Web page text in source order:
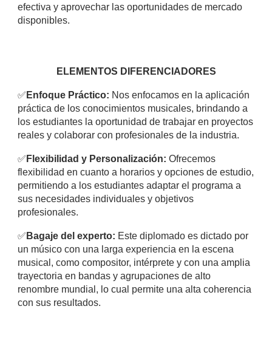
efectiva y aprovechar las oportunidades de mercado
disponibles.
ELEMENTOS DIFERENCIADORES
✅ Enfoque Práctico: Nos enfocamos en la aplicación
práctica de los conocimientos musicales, brindando a
los estudiantes la oportunidad de trabajar en proyectos
reales y colaborar con profesionales de la industria.
✅ Flexibilidad y Personalización: Ofrecemos
flexibilidad en cuanto a horarios y opciones de estudio,
permitiendo a los estudiantes adaptar el programa a
sus necesidades individuales y objetivos
profesionales.
✅ Bagaje del experto: Este diplomado es dictado por
un músico con una larga experiencia en la escena
musical, como compositor, intérprete y con una amplia
trayectoria en bandas y agrupaciones de alto
renombre mundial, lo cual permite una alta coherencia
con sus resultados.